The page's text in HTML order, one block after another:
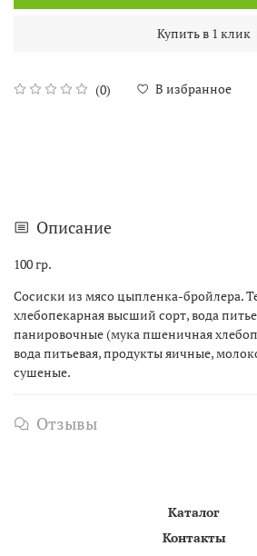
(0) В избранное
Купить в 1 клик
Описание
100 гр.
Сосиски из мясо цыпленка-бройлера.
хлебопекарная высший сорт, вода
панировочные (мука пшеничная
вода питьевая, продукты яичные,
сушеные.
Отзывы
Каталог
Контакты